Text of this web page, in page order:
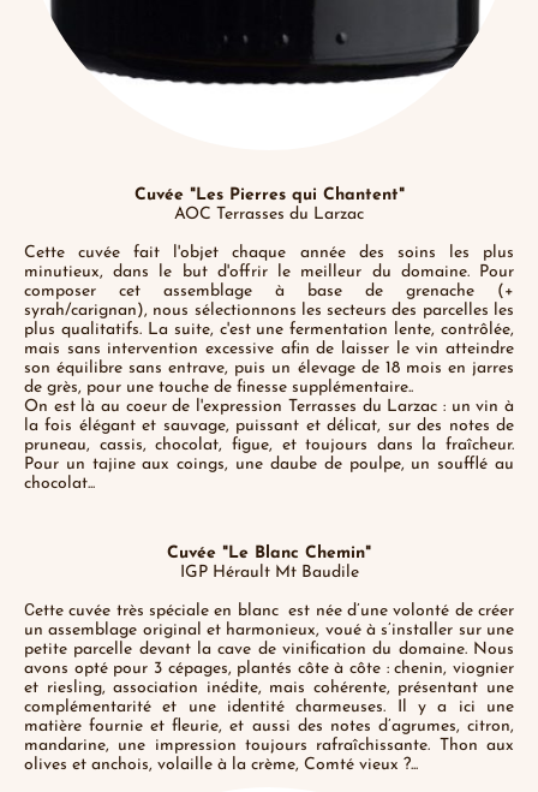
Cuvée "Les Pierres qui Chantent"
AOC Terrasses du Larzac
Cette cuvée fait l'objet chaque année des soins les plus
minutieux, dans le but d'offrir le meilleur du domaine. Pour
composer cet assemblage à base de grenache (+
syrah/carignan), nous sélectionnons les secteurs des parcelles les
plus qualitatifs. La suite, c'est une fermentation lente, contrôlée,
mais sans intervention excessive afin de laisser le vin atteindre
son équilibre sans entrave, puis un élevage de 18 mois en jarres
de grès, pour une touche de finesse supplémentaire..
On est là au coeur de l'expression Terrasses du Larzac : un vin à
la fois élégant et sauvage, puissant et délicat, sur des notes de
pruneau, cassis, chocolat, figue, et toujours dans la fraîcheur.
Pour un tajine aux coings, une daube de poulpe, un soufflé au
chocolat...
Cuvée "Le Blanc Chemin"
IGP Hérault Mt Baudile
Cette cuvée très spéciale en blanc est née d’une volonté de créer
un assemblage original et harmonieux, voué à s’installer sur une
petite parcelle devant la cave de vinification du domaine. Nous
avons opté pour 3 cépages, plantés côte à côte : chenin, viognier
et riesling, association inédite, mais cohérente, présentant une
complémentarité et une identité charmeuses. Il y a ici une
matière fournie et fleurie, et aussi des notes d’agrumes, citron,
mandarine, une impression toujours rafraîchissante. Thon aux
olives et anchois, volaille à la crème, Comté vieux ?...